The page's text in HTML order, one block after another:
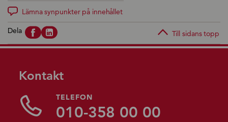
Lämna synpunkter på innehållet
Dela Till sidans topp
Kontakt
TELEFON
010-358 00 00